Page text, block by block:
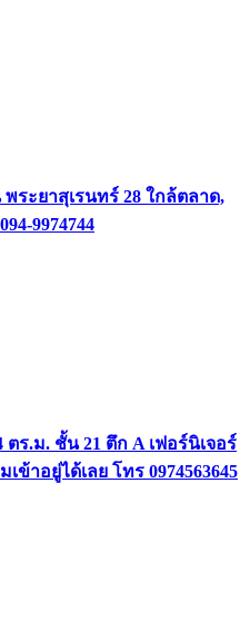
ะยาสุเรนทร์ 28 ใกล้ตลาด,
9974744
ร.ม. ชั้น 21 ตึก A เฟอร์นิเจอร์
ข้าอยู่ได้เลย โทร 0974563645